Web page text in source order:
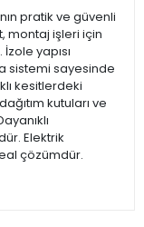
pratik ve güvenli
montaj işleri için
yapısı
sistemi sayesinde
kesitlerdeki
kutuları ve
Elektrik
çözümdür.